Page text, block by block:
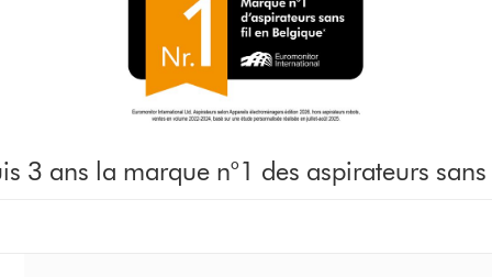
3 ans la marque n°1 des aspirateurs